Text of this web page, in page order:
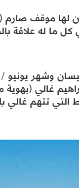
لها موقف
ما له علاقة
وشهر يونيو
غالي
تتهم غالي